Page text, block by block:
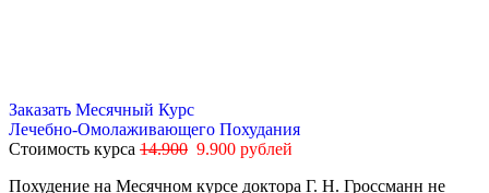
Заказать Месячный Курс
Лечебно-Омолаживающего Похудания
Стоимость курса 14.900 9.900 рублей
Похудение на Месячном курсе доктора Г. Н. Гроссманн не